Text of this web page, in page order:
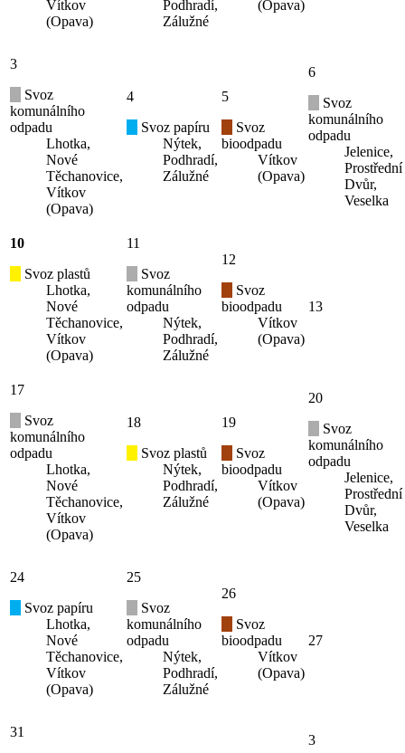
Vítkov
(Opava)
Podhradí,
Zálužné
(Opava)
3
Svoz
komunálního
odpadu
Lhotka,
Nové
Těchanovice,
Vítkov
(Opava)
4
Svoz papíru
Nýtek,
Podhradí,
Zálužné
5
Svoz
bioodpadu
Vítkov
(Opava)
6
Svoz
komunálního
odpadu
Jelenice,
Prostřední
Dvůr,
Veselka
10
Svoz plastů
Lhotka,
Nové
Těchanovice,
Vítkov
(Opava)
11
Svoz
komunálního
odpadu
Nýtek,
Podhradí,
Zálužné
12
Svoz
bioodpadu
Vítkov
(Opava)
13
17
Svoz
komunálního
odpadu
Lhotka,
Nové
Těchanovice,
Vítkov
(Opava)
18
Svoz plastů
Nýtek,
Podhradí,
Zálužné
19
Svoz
bioodpadu
Vítkov
(Opava)
20
Svoz
komunálního
odpadu
Jelenice,
Prostřední
Dvůr,
Veselka
24
Svoz papíru
Lhotka,
Nové
Těchanovice,
Vítkov
(Opava)
25
Svoz
komunálního
odpadu
Nýtek,
Podhradí,
Zálužné
26
Svoz
bioodpadu
Vítkov
(Opava)
27
31
3